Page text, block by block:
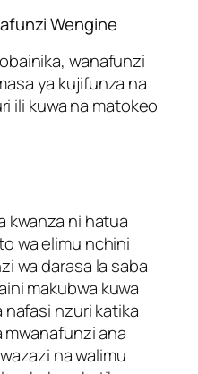
Wengine
wanafunzi
ya kujifunza na
ili kuwa na matokeo
kwanza ni hatua
wa elimu nchini
wa darasa la saba
makubwa kuwa
nzuri katika
mwanafunzi ana
na walimu